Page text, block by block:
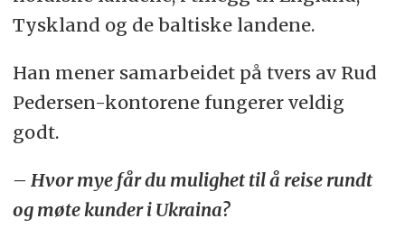
Tyskland og de baltiske landene.
Han mener samarbeidet på tvers av Rud
Pedersen-kontorene fungerer veldig
godt.
– Hvor mye får du mulighet til å reise rundt
og møte kunder i Ukraina?